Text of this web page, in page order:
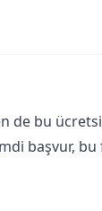
de bu
başvur, bu